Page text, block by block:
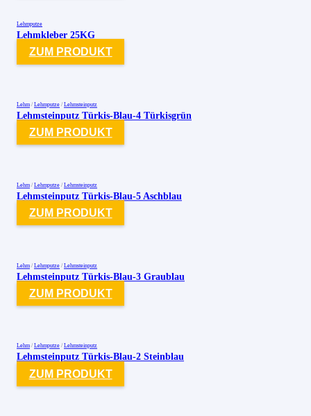
Lehmputze
Lehmkleber 25KG
ZUM PRODUKT
Lehm / Lehmputze / Lehmsteinputz
Lehmsteinputz Türkis-Blau-4 Türkisgrün
ZUM PRODUKT
Lehm / Lehmputze / Lehmsteinputz
Lehmsteinputz Türkis-Blau-5 Aschblau
ZUM PRODUKT
Lehm / Lehmputze / Lehmsteinputz
Lehmsteinputz Türkis-Blau-3 Graublau
ZUM PRODUKT
Lehm / Lehmputze / Lehmsteinputz
Lehmsteinputz Türkis-Blau-2 Steinblau
ZUM PRODUKT